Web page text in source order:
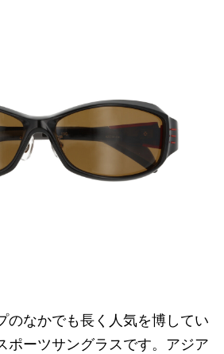
のなかでも長く人気を博してい
ポーツサングラスです。アジア